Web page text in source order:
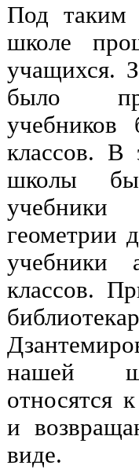
Под таким
школе
учащихся.
было
учебников
классов. В
школы
геометрии
учебники
классов.
нашей
относятся
и
виде.